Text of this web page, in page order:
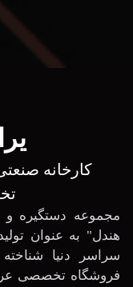
کارخانه
مجموعه دستگیره و
هندل" به عنوان
سراسر دنیا
فروشگاه تخصصی